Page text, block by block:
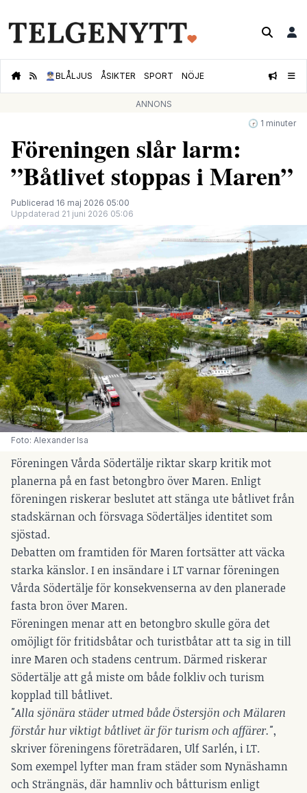
👮🏻‍♂️BLÅLJUS ÅSIKTER SPORT NÖJE
ANNONS
🕝 1 minuter
Föreningen slår larm:
”Båtlivet stoppas i Maren”
Publicerad 16 maj 2026 05:00
Uppdaterad 21 juni 2026 05:06
Foto: Alexander Isa
Föreningen Vårda Södertälje riktar skarp kritik mot
planerna på en fast betongbro över Maren. Enligt
föreningen riskerar beslutet att stänga ute båtlivet från
stadskärnan och försvaga Södertäljes identitet som
sjöstad.
Debatten om framtiden för Maren fortsätter att väcka
starka känslor. I en insändare i LT varnar föreningen
Vårda Södertälje för konsekvenserna av den planerade
fasta bron över Maren.
Föreningen menar att en betongbro skulle göra det
omöjligt för fritidsbåtar och turistbåtar att ta sig in till
inre Maren och stadens centrum. Därmed riskerar
Södertälje att gå miste om både folkliv och turism
kopplad till båtlivet.
"Alla sjönära städer utmed både Östersjön och Mälaren
förstår hur viktigt båtlivet är för turism och affärer.",
skriver föreningens företrädaren, Ulf Sarlén, i LT.
Som exempel lyfter man fram städer som Nynäshamn
och Strängnäs, där hamnliv och båtturism enligt